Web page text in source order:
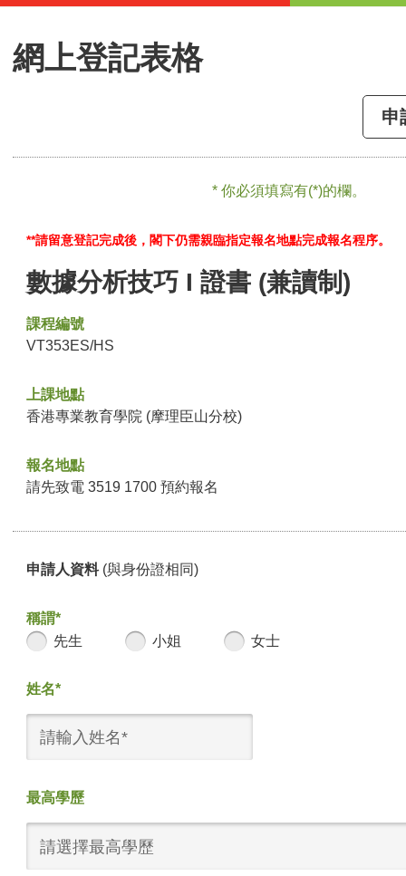
網上登記表格
申
* 你必須填寫有(*)的欄。
**請留意登記完成後，閣下仍需親臨指定報名地點完成報名程序。
數據分析技巧 I 證書 (兼讀制)
課程編號
VT353ES/HS
上課地點
香港專業教育學院 (摩理臣山分校)
報名地點
請先致電 3519 1700 預約報名
申請人資料 (與身份證相同)
稱謂*
先生
小姐 女士
姓名*
最高學歷
請選擇最高學歷